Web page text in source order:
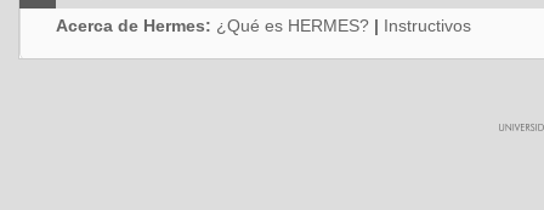
Acerca de Hermes: ¿Qué es HERMES? | Instructivos